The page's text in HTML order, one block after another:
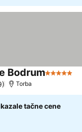
Bodrum5 Zvezdice
Torba
tačne cene